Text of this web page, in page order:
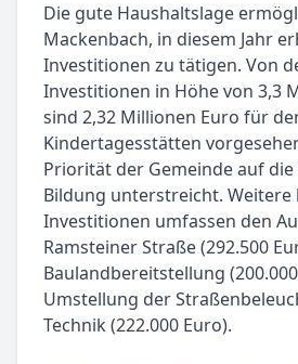
Die gute Haushaltslage
Mackenbach, in diesem Jahr
Investitionen zu tätigen. Von
Investitionen in Höhe von 3,3
sind 2,32 Millionen Euro für
Kindertagesstätten
Priorität der Gemeinde auf
Bildung unterstreicht. Weitere
Investitionen umfassen den
Ramsteiner Straße (292.500
Baulandbereitstellung
Umstellung der
Technik (222.000 Euro).